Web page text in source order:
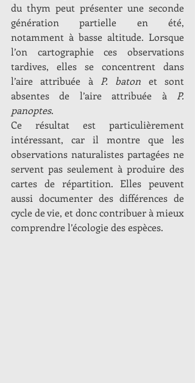
du thym peut présenter une seconde
génération partielle en été,
notamment à basse altitude. Lorsque
l’on cartographie ces observations
tardives, elles se concentrent dans
l’aire attribuée à P. baton et sont
absentes de l’aire attribuée à P.
panoptes.
Ce résultat est particulièrement
intéressant, car il montre que les
observations naturalistes partagées ne
servent pas seulement à produire des
cartes de répartition. Elles peuvent
aussi documenter des différences de
cycle de vie, et donc contribuer à mieux
comprendre l’écologie des espèces.